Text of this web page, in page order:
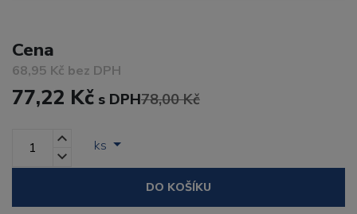
Cena
68,95 Kč bez DPH
77,22 Kč s DPH78,00 Kč
ks
DO KOŠÍKU